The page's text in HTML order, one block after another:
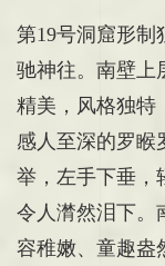
第19号洞窟形制
驰神往。南壁上
精美，风格独特
感人至深的罗睺
举，左手下垂，
令人潸然泪下。
容稚嫩、童趣盎